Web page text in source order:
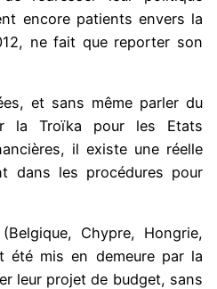
encore patients envers la
ne fait que reporter son
et sans même parler du
la Troïka pour les Etats
il existe une réelle
dans les procédures pour
Chypre, Hongrie,
été mis en demeure par la
leur projet de budget, sans